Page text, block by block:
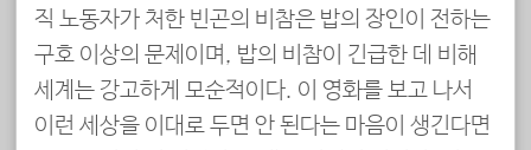
직 노동자가 처한 빈곤의 비참은 밥의 장인이 전하는
구호 이상의 문제이며, 밥의 비참이 긴급한 데 비해
세계는 강고하게 모순적이다. 이 영화를 보고 나서
이런 세상을 이대로 두면 안 된다는 마음이 생긴다면